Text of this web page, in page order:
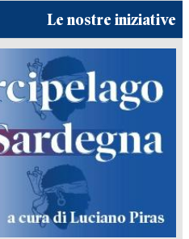
Le nostre iniziative